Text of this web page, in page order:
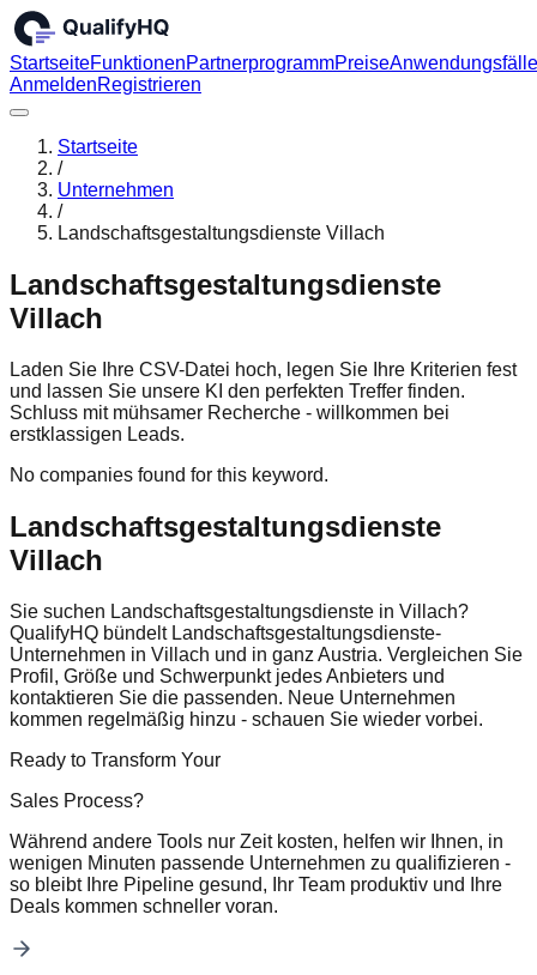
StartseiteFunktionenPartnerprogrammPreiseAnwendungsfälle
AnmeldenRegistrieren
Startseite
/
Unternehmen
/
Landschaftsgestaltungsdienste Villach
Landschaftsgestaltungsdienste
Villach
Laden Sie Ihre CSV-Datei hoch, legen Sie Ihre Kriterien fest
und lassen Sie unsere KI den perfekten Treffer finden.
Schluss mit mühsamer Recherche - willkommen bei
erstklassigen Leads.
No companies found for this keyword.
Landschaftsgestaltungsdienste
Villach
Sie suchen Landschaftsgestaltungsdienste in Villach?
QualifyHQ bündelt Landschaftsgestaltungsdienste-
Unternehmen in Villach und in ganz Austria. Vergleichen Sie
Profil, Größe und Schwerpunkt jedes Anbieters und
kontaktieren Sie die passenden. Neue Unternehmen
kommen regelmäßig hinzu - schauen Sie wieder vorbei.
Ready to Transform Your
Sales Process?
Während andere Tools nur Zeit kosten, helfen wir Ihnen, in
wenigen Minuten passende Unternehmen zu qualifizieren -
so bleibt Ihre Pipeline gesund, Ihr Team produktiv und Ihre
Deals kommen schneller voran.